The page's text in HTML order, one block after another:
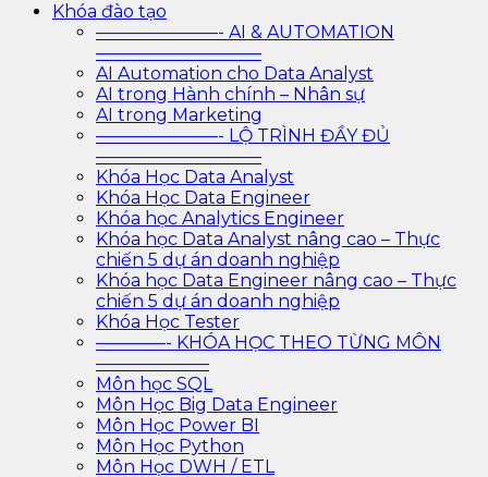
Khóa đào tạo
———————- AI & AUTOMATION
—————————–
AI Automation cho Data Analyst
AI trong Hành chính – Nhân sự
AI trong Marketing
———————- LỘ TRÌNH ĐẦY ĐỦ
—————————–
Khóa Học Data Analyst
Khóa Học Data Engineer
Khóa học Analytics Engineer
Khóa học Data Analyst nâng cao – Thực
chiến 5 dự án doanh nghiệp
Khóa học Data Engineer nâng cao – Thực
chiến 5 dự án doanh nghiệp
Khóa Học Tester
————- KHÓA HỌC THEO TỪNG MÔN
——————–
Môn học SQL
Môn Học Big Data Engineer
Môn Học Power BI
Môn Học Python
Môn Học DWH / ETL